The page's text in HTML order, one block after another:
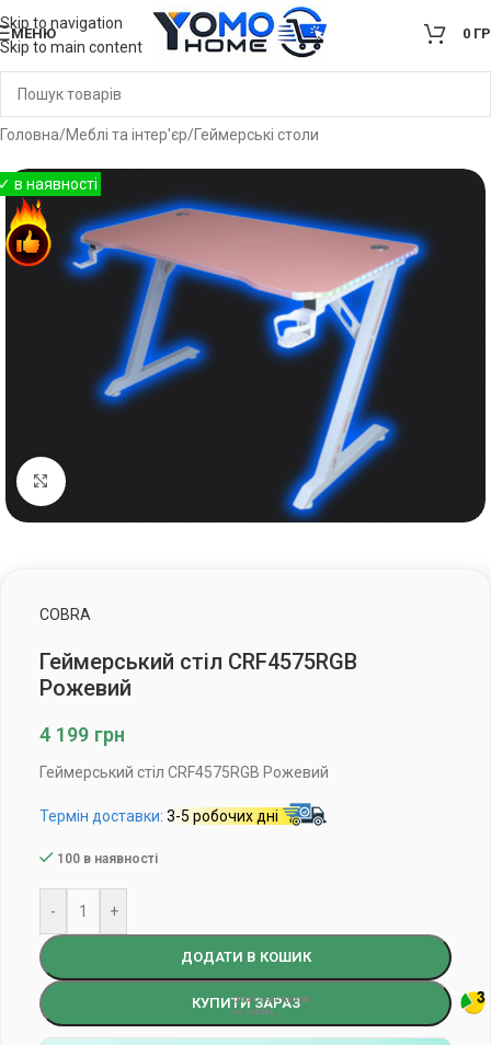
Skip to navigation
Skip to main content
МЕНЮ 0
Головна/Меблі та інтер'єр/Геймерські столи
Клацніть, щоб збільшити
COBRA
Геймерський стіл CRF4575RGB
Рожевий
4 199 грн
Геймерський стіл CRF4575RGB Рожевий
Термін доставки: 3-5 робочих дні
100 в наявності
- +
ДОДАТИ В КОШИК
КУПИТИ ЗАРАЗ